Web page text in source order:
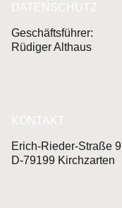
Geschäftsführer:
Rüdiger Althaus
Erich-Rieder-Straße 9
D-79199 Kirchzarten